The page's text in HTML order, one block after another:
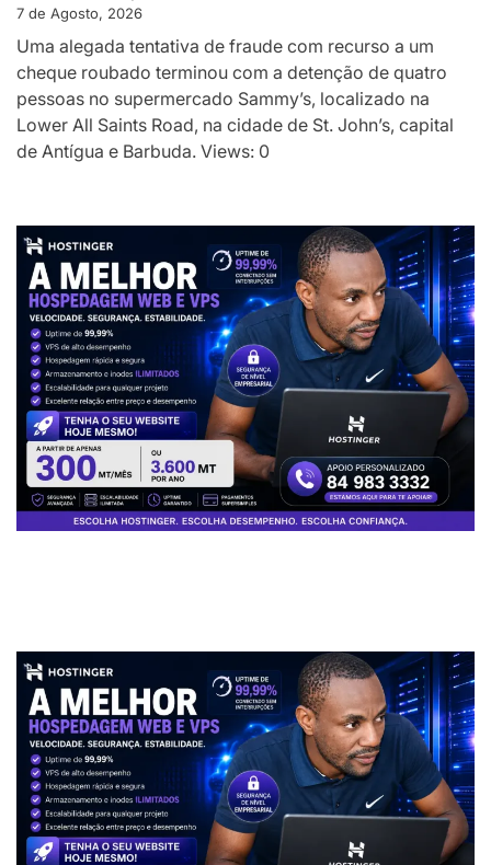
7 de Agosto, 2026
Uma alegada tentativa de fraude com recurso a um
cheque roubado terminou com a detenção de quatro
pessoas no supermercado Sammy’s, localizado na
Lower All Saints Road, na cidade de St. John’s, capital
de Antígua e Barbuda. Views: 0